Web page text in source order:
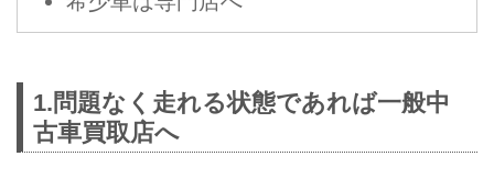
1.問題なく走れる状態であれば一般中
古車買取店へ